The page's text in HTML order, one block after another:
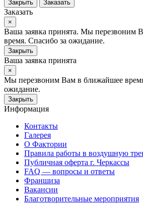
Закрыть Заказать
Заказать
×
Ваша заявка принята. Мы перезвоним
время. Спасибо за ожидание.
Закрыть
Ваша заявка принята
×
Мы перезвоним Вам в ближайшее
ожидание.
Закрыть
Информация
Контакты
Галерея
О Фактории
Правила работы в воздушную
Публичная оферта г. Черкассы
FAQ — вопросы и ответы
Франшиза
Вакансии
Благотворительные мероприятия